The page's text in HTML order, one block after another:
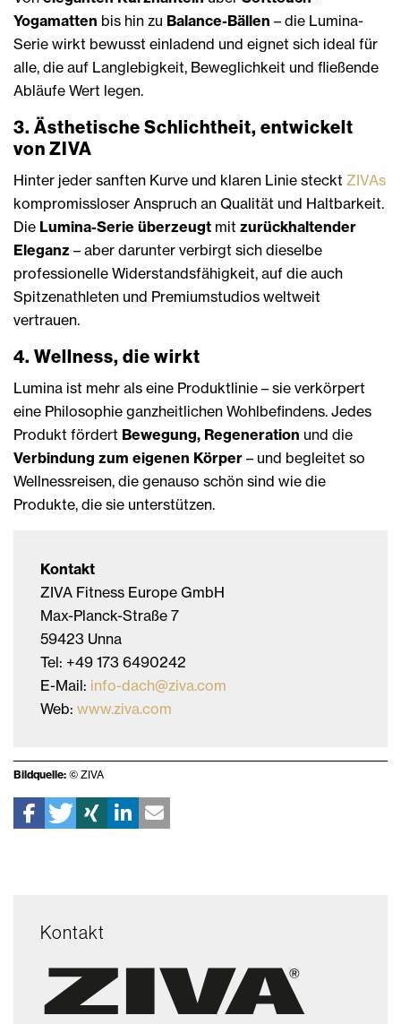
Yogamatten bis hin zu Balance-Bällen – die Lumina-
Serie wirkt bewusst einladend und eignet sich ideal für
alle, die auf Langlebigkeit, Beweglichkeit und fließende
Abläufe Wert legen.
3. Ästhetische Schlichtheit, entwickelt
von ZIVA
Hinter jeder sanften Kurve und klaren Linie steckt ZIVAs
kompromissloser Anspruch an Qualität und Haltbarkeit.
Die Lumina-Serie überzeugt mit zurückhaltender
Eleganz – aber darunter verbirgt sich dieselbe
professionelle Widerstandsfähigkeit, auf die auch
Spitzenathleten und Premiumstudios weltweit
vertrauen.
4. Wellness, die wirkt
Lumina ist mehr als eine Produktlinie – sie verkörpert
eine Philosophie ganzheitlichen Wohlbefindens. Jedes
Produkt fördert Bewegung, Regeneration und die
Verbindung zum eigenen Körper – und begleitet so
Wellnessreisen, die genauso schön sind wie die
Produkte, die sie unterstützen.
Kontakt
ZIVA Fitness Europe GmbH
Max-Planck-Straße 7
59423 Unna
Tel: +49 173 6490242
E-Mail: info-dach@ziva.com
Web: www.ziva.com
Bildquelle: © ZIVA
Kontakt